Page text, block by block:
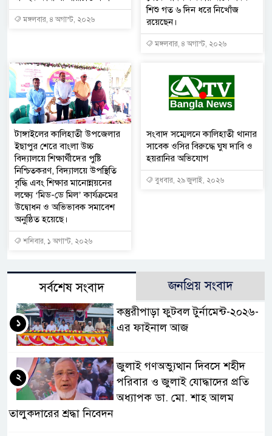
মঙ্গলবার, ৪ অগাস্ট, ২০২৬
শিশু গত ৬ দিন ধরে নিখোঁজ
রয়েছেন।
মঙ্গলবার, ৪ অগাস্ট, ২০২৬
টাঙ্গাইলের কালিহাতী উপজেলার
ইছাপুর শেরে বাংলা উচ্চ
বিদ্যালয়ে শিক্ষার্থীদের পুষ্টি
নিশ্চিতকরণ, বিদ্যালয়ে উপস্থিতি
বৃদ্ধি এবং শিক্ষার মানোন্নয়নের
লক্ষ্যে ‘মিড-ডে মিল’ কার্যক্রমের
উদ্বোধন ও অভিভাবক সমাবেশ
অনুষ্ঠিত হয়েছে।
শনিবার, ১ অগাস্ট, ২০২৬
সংবাদ সম্মেলনে কালিহাতী থানার
সাবেক ওসির বিরুদ্ধে ঘুষ দাবি ও
হয়রানির অভিযোগ
বুধবার, ২৯ জুলাই, ২০২৬
সর্বশেষ সংবাদ জনপ্রিয় সংবাদ
কস্তুরীপাড়া ফুটবল টুর্নামেন্ট-২০২৬-
এর ফাইনাল আজ
১
জুলাই গণঅভ্যুত্থান দিবসে শহীদ
পরিবার ও জুলাই যোদ্ধাদের প্রতি
অধ্যাপক ডা. মো. শাহ আলম
তালুকদারের শ্রদ্ধা নিবেদন
২